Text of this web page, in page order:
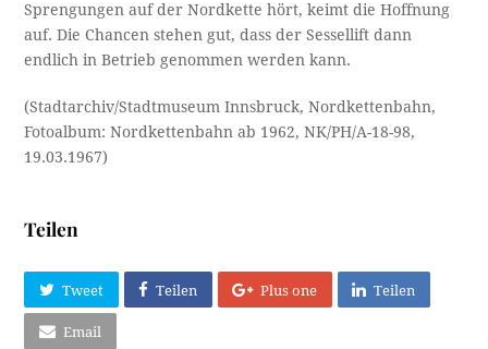
Sprengungen auf der Nordkette hört, keimt die Hoffnung
auf. Die Chancen stehen gut, dass der Sessellift dann
endlich in Betrieb genommen werden kann.
(Stadtarchiv/Stadtmuseum Innsbruck, Nordkettenbahn,
Fotoalbum: Nordkettenbahn ab 1962, NK/PH/A-18-98,
19.03.1967)
Teilen
Tweet Teilen Plus one Teilen
Email